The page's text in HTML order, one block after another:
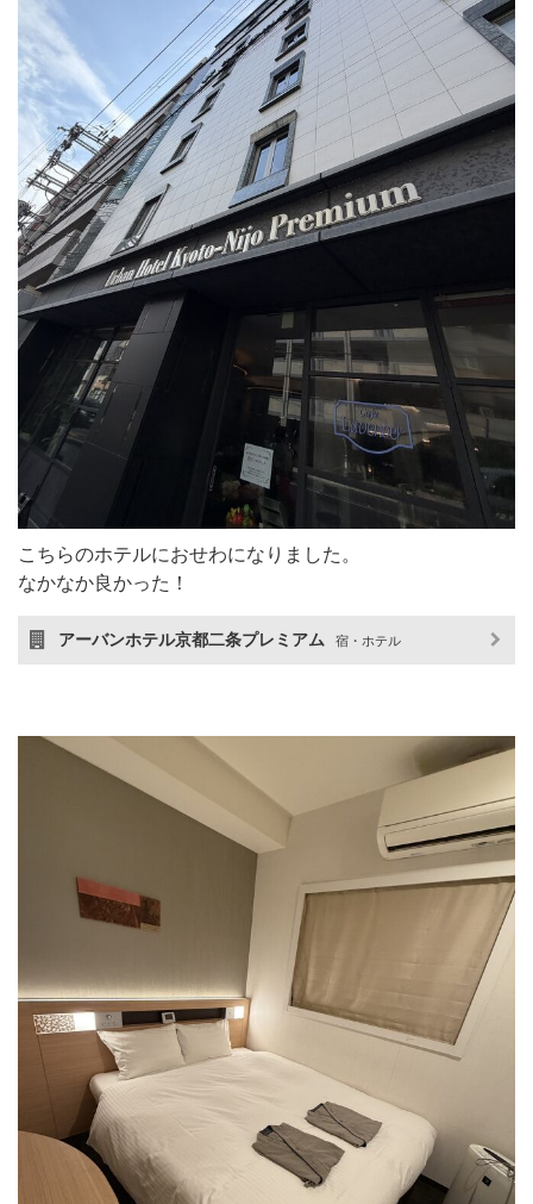
こちらのホテルにおせわになりました。
なかなか良かった！
アーバンホテル京都二条プレミアム 宿・ホテル